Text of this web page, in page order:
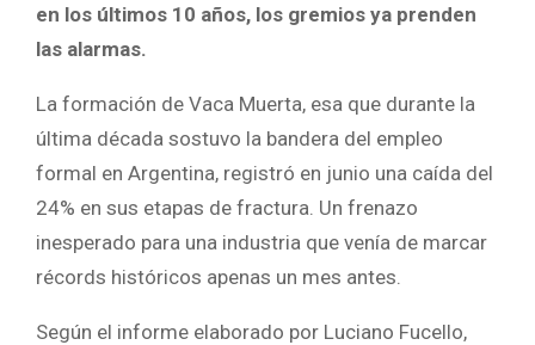
en los últimos 10 años, los gremios ya prenden
las alarmas.
La formación de Vaca Muerta, esa que durante la
última década sostuvo la bandera del empleo
formal en Argentina, registró en junio una caída del
24% en sus etapas de fractura. Un frenazo
inesperado para una industria que venía de marcar
récords históricos apenas un mes antes.
Según el informe elaborado por Luciano Fucello,